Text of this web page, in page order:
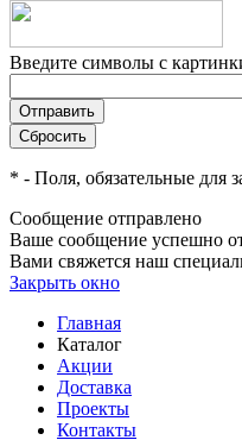
Введите символы с
* - Поля, обязательные для
Сообщение отправлено
Ваше сообщение успешно
Вами свяжется наш
Закрыть окно
Главная
Каталог
Акции
Доставка
Проекты
Контакты